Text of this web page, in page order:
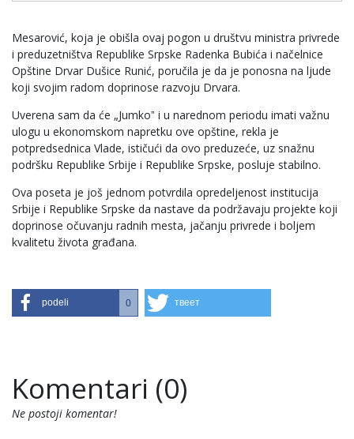
Mesarović, koja je obišla ovaj pogon u društvu ministra privrede
i preduzetništva Republike Srpske Radenka Bubića i načelnice
Opštine Drvar Dušice Runić, poručila je da je ponosna na ljude
koji svojim radom doprinose razvoju Drvara.
Uverena sam da će „Jumkoˮ i u narednom periodu imati važnu
ulogu u ekonomskom napretku ove opštine, rekla je
potpredsednica Vlade, ističući da ovo preduzeće, uz snažnu
podršku Republike Srbije i Republike Srpske, posluje stabilno.
Ova poseta je još jednom potvrdila opredeljenost institucija
Srbije i Republike Srpske da nastave da podržavaju projekte koji
doprinose očuvanju radnih mesta, jačanju privrede i boljem
kvalitetu života građana.
podeli 0 твеет
Komentari (0)
Ne postoji komentar!